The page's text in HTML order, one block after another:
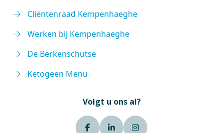
Cliëntenraad Kempenhaeghe
Werken bij Kempenhaeghe
De Berkenschutse
Ketogeen Menu
Volgt u ons al?